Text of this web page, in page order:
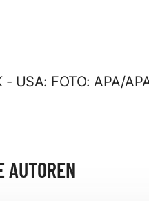
- USA: FOTO: APA/
AUTOREN